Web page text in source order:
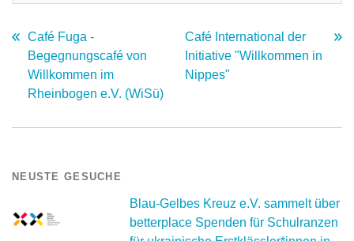
Café Fuga -
Begegnungscafé von
Willkommen im
Rheinbogen e.V. (WiSü)
Café International der
Initiative "Willkommen in
Nippes"
NEUSTE GESUCHE
Blau-Gelbes Kreuz e.V. sammelt über
betterplace Spenden für Schulranzen